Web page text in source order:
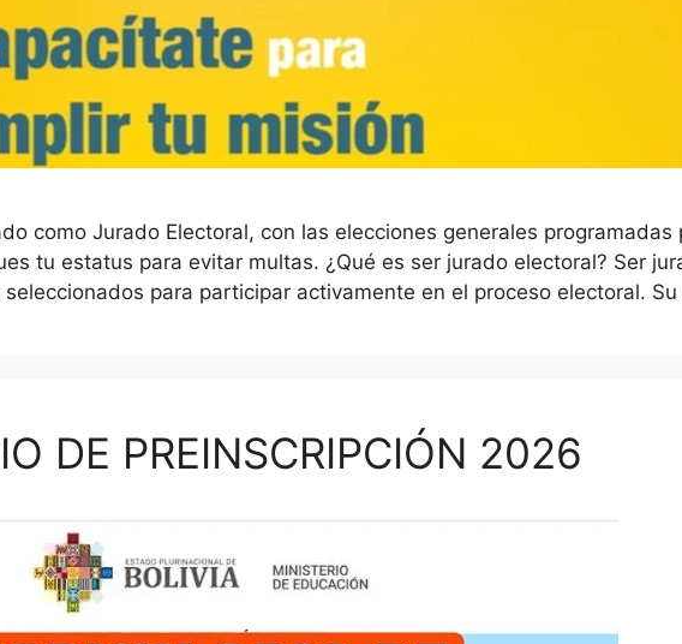
como Jurado Electoral, con las elecciones generales programadas
tu estatus para evitar multas. ¿Qué es ser jurado electoral? Ser
para participar activamente en el proceso electoral.
DE PREINSCRIPCIÓN 2026